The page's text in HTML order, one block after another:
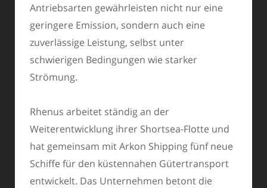
Antriebsarten gewährleisten nicht nur eine
geringere Emission, sondern auch eine
zuverlässige Leistung, selbst unter
schwierigen Bedingungen wie starker
Strömung.
Rhenus arbeitet ständig an der
Weiterentwicklung ihrer Shortsea-Flotte und
hat gemeinsam mit Arkon Shipping fünf neue
Schiffe für den küstennahen Gütertransport
entwickelt. Das Unternehmen betont die